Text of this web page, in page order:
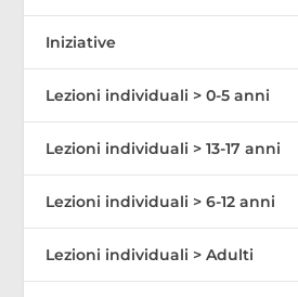
Iniziative
Lezioni individuali > 0-5 anni
Lezioni individuali > 13-17 anni
Lezioni individuali > 6-12 anni
Lezioni individuali > Adulti